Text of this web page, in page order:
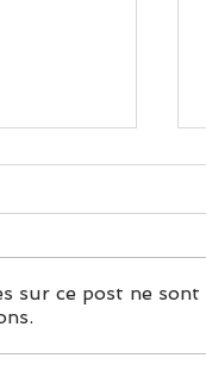
et
sur ce post ne